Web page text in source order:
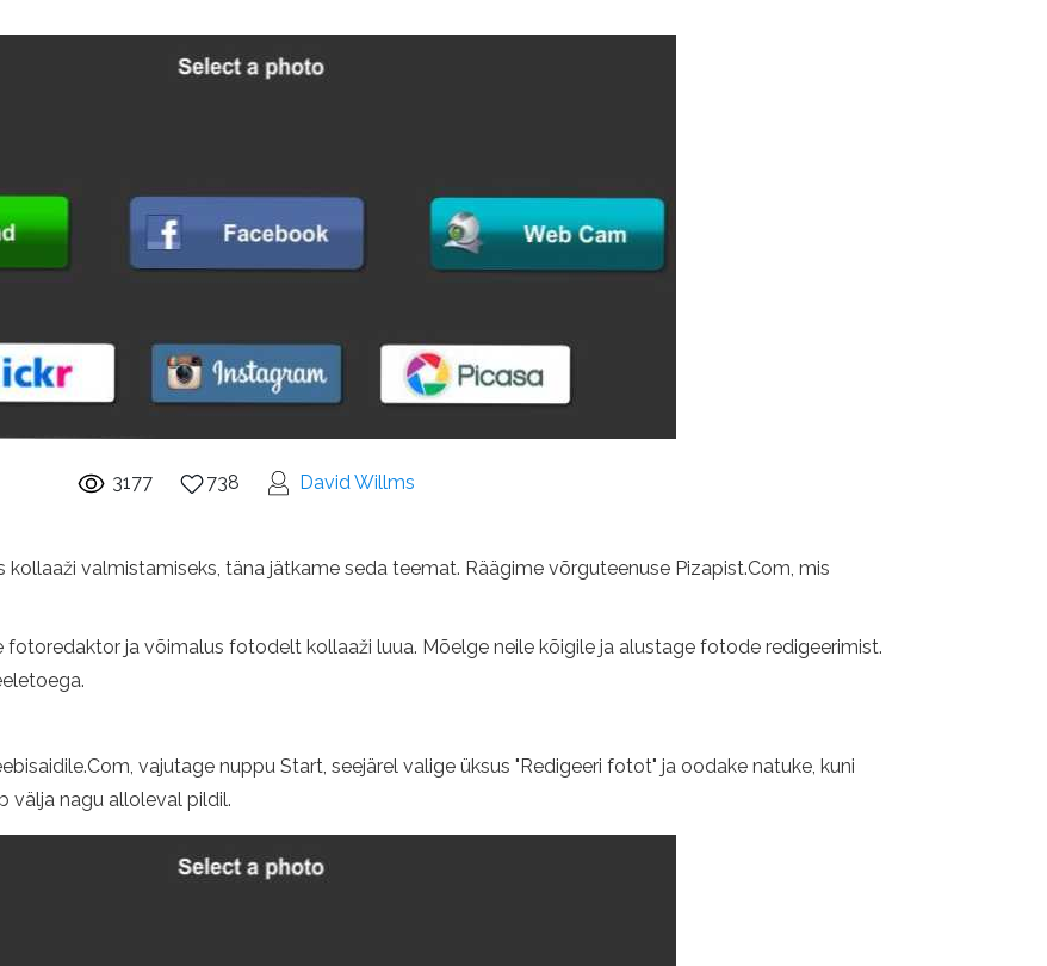
3177 738 David Willms
valmistamiseks, täna jätkame seda teemat. Räägime võrguteenuse Pizapist.Com, mis
ja võimalus fotodelt kollaaži luua. Mõelge neile kõigile ja alustage fotode redigeerimist.
vajutage nuppu Start, seejärel valige üksus "Redigeeri fotot" ja oodake natuke, kuni
välja nagu alloleval pildil.